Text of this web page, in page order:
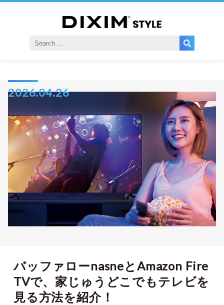
2026.04.26
バッファローnasneとAmazon Fire
TVで、家じゅうどこでもテレビを
見る方法を紹介！